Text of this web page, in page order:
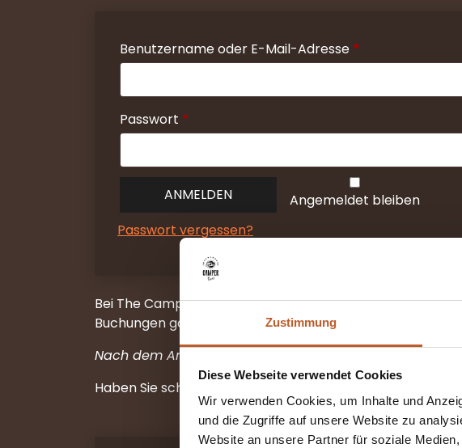
Zustimmung
Diese Webseite verwendet Cookies
Wir verwenden Cookies, um Inhalte und
und die Zugriffe auf unsere Website zu
Website an unsere Partner für soziale
Benutzername oder E-Mail-Adresse *
Passwort *
Angemeldet bleiben
ANMELDEN
Passwort vergessen?
Bei The Camper Rent erhalten Stammkunden ein
Buchungen ganz einfach.
Nach dem Anmelden erhalten Sie automatisch 3%
Haben Sie schon einmal einen Camper bei uns